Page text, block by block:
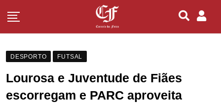
DESPORTO FUTSAL
Lourosa e Juventude de Fiães
escorregam e PARC aproveita